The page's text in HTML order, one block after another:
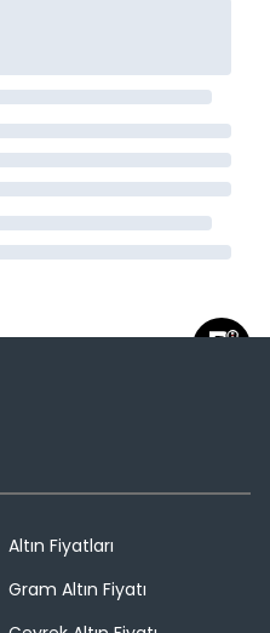
Altın Fiyatları
Gram Altın Fiyatı